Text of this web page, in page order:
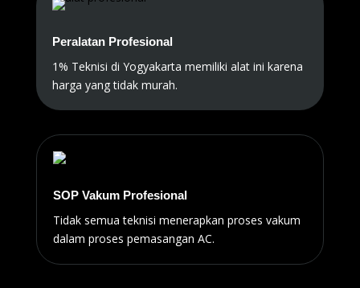
Peralatan Profesional
1% Teknisi di Yogyakarta memiliki alat ini karena
harga yang tidak murah.
SOP Vakum Profesional
Tidak semua teknisi menerapkan proses vakum
dalam proses pemasangan AC.